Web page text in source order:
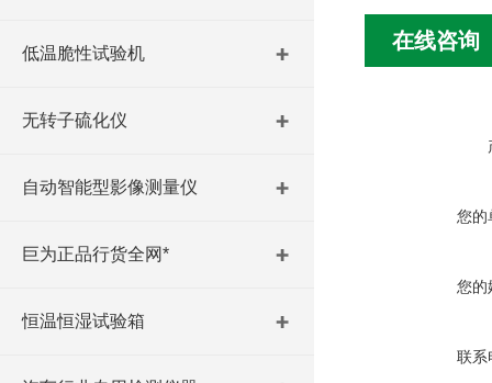
低温脆性试验机
无转子硫化仪
自动智能型影像测量仪
巨为正品行货全网*
恒温恒湿试验箱
在线咨询
您的
您的
联系